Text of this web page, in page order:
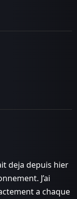
deja depuis hier
J’ai
a chaque